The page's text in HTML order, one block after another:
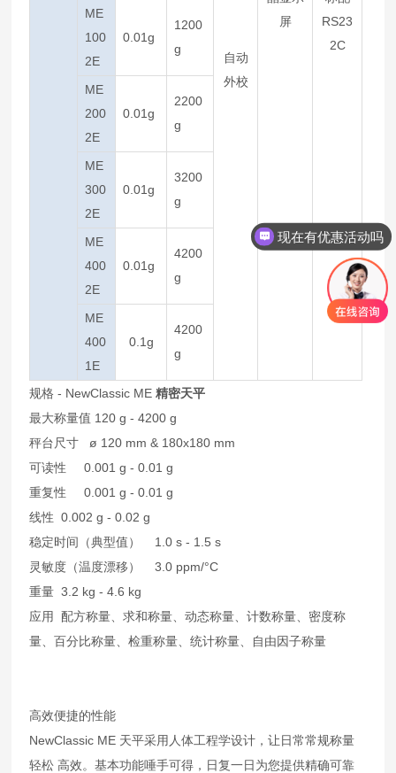
自动
外校
屏
RS23
2C
ME
100
2E
0.01g
1200
g
ME
200
2E
0.01g
2200
g
ME
300
2E
0.01g
3200
g
ME
400
2E
0.01g
4200
g
ME
400
1E
0.1g
4200
g
规格 - NewClassic ME精密天平
最大称量值 120 g - 4200 g
秤台尺寸 ø 120 mm & 180x180 mm
可读性 0.001 g - 0.01 g
重复性 0.001 g - 0.01 g
线性 0.002 g - 0.02 g
稳定时间（典型值） 1.0 s - 1.5 s
灵敏度（温度漂移） 3.0 ppm/°C
重量 3.2 kg - 4.6 kg
应用 配方称量、求和称量、动态称量、计数称量、密度称
量、百分比称量、检重称量、统计称量、自由因子称量
高效便捷的性能
NewClassic ME 天平采用人体工程学设计，让日常常规称量
轻松 高效。基本功能唾手可得，日复一日为您提供精确可靠
现在有优惠活动吗